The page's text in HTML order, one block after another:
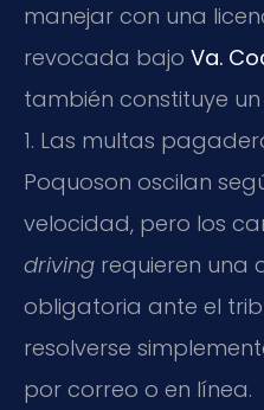
manejar con una
revocada bajo Va.
también constituye
1. Las multas
Poquoson oscilan
velocidad, pero los
driving requieren una
obligatoria ante el
resolverse
por correo o en línea.